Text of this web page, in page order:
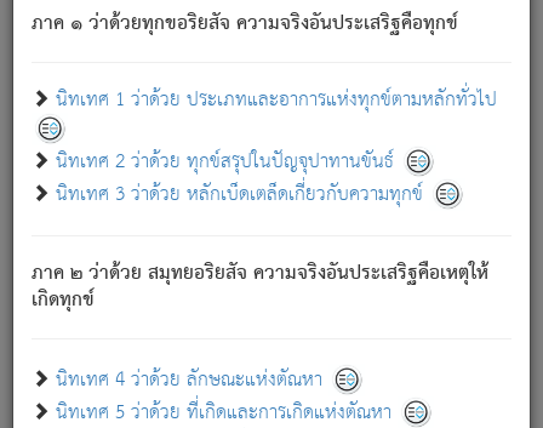
ภาค ๑ ว่าด้วยทุกขอริยสัจ ความจริงอันประเสริฐคือทุกข์
นิทเทศ 1 ว่าด้วย ประเภทและอาการแห่งทุกข์ตามหลักทั่วไป
นิทเทศ 2 ว่าด้วย ทุกข์สรุปในปัญจุปาทานขันธ์
นิทเทศ 3 ว่าด้วย หลักเบ็ดเตล็ดเกี่ยวกับความทุกข์
ภาค ๒ ว่าด้วย สมุทยอริยสัจ ความจริงอันประเสริฐคือเหตุให้
เกิดทุกข์
นิทเทศ 4 ว่าด้วย ลักษณะแห่งตัณหา
นิทเทศ 5 ว่าด้วย ที่เกิดและการเกิดแห่งตัณหา
ภพ ว่ามีได้เพราะวิภพ[2]: เรากล่าวว่า สมณะหรือพราหมณ์ทั้ง
ปวงนั้น ก็ยังสลัดภพออกไปไม่ได้.
ก็ทุกข์นี้มีขึ้น เพราะอาศัยซึ่งอุปธิทั้งปวง.
เพราะความสิ้นไปแห่งอุปาทานทั้งปวง ความเกิดขึ้นแห่ง
ทุกข์จึงไม่มี.
ท่านจงดูโลกนี้เถิด (จะเห็นว่า) สัตว์ทั้งหลายอันอวิชาหนา
แน่นบังหนาแล้ว; และว่า สัตว์ผู้ยินดีในภพอันเป็นแล้วนั้น ย่อม
อันเป็นไปในที่หรือเวลาทั้งปวง[3]เพื่อความมีแห่งประโยชน์โดย
ประการทั้งปวง; ภพทั้งหลายทั้งหมดนั้น ไม่เที่ยง เป็นทุกข์ มี
ความแปรปรวนเป็นธรรมดา.
อย่างนี้อยู่; เขาย่อมละภวตัณหาได้ และไม่เพลิดเพลินวิภวตัณหา
ด้วย.